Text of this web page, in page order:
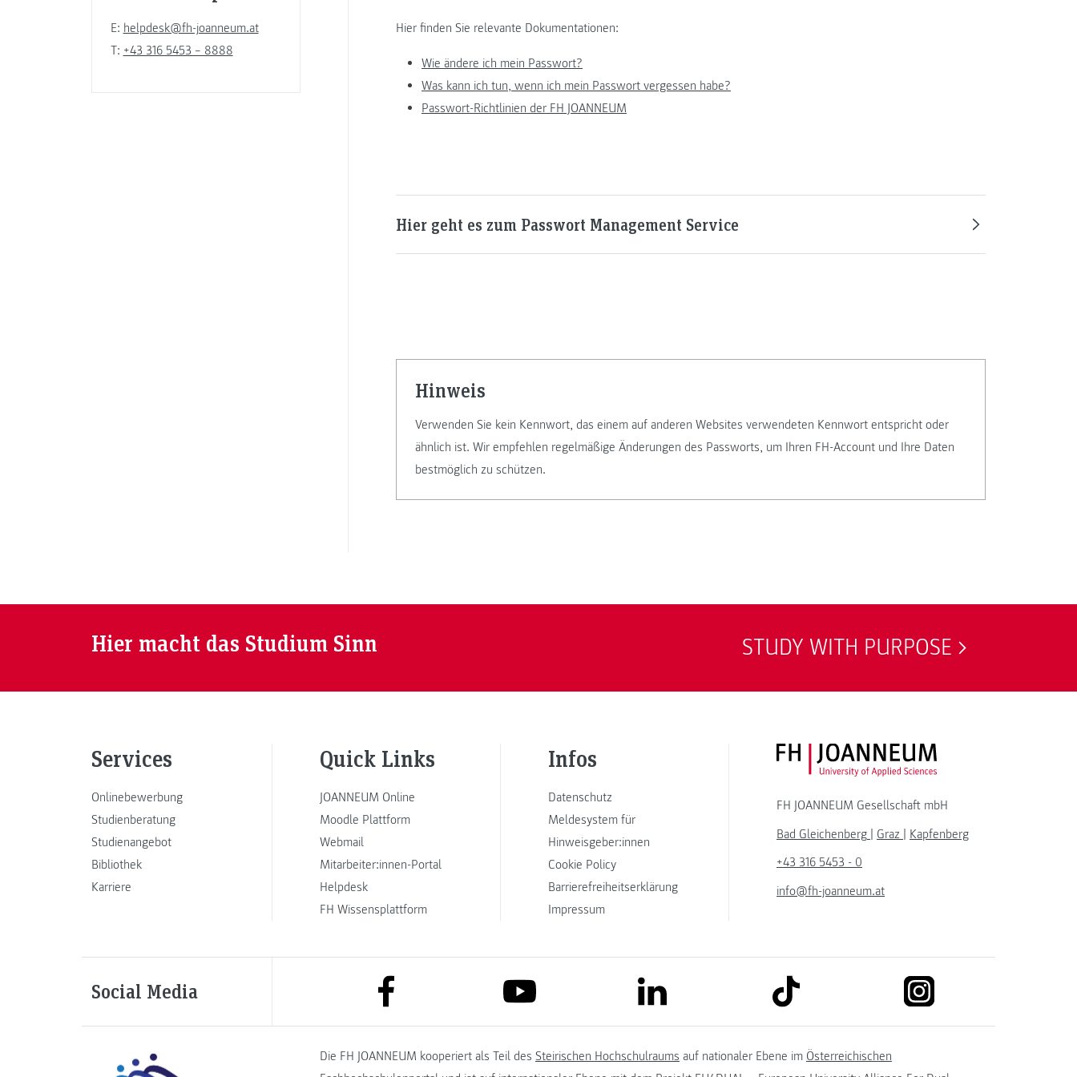
E: helpdesk@fh-joanneum.at
T: +43 316 5453 – 8888
Hier finden Sie relevante Dokumentationen:
Wie ändere ich mein Passwort?
Was kann ich tun, wenn ich mein Passwort vergessen habe?
Passwort-Richtlinien der FH JOANNEUM
Hier geht es zum Passwort Management Service
Hinweis
Verwenden Sie kein Kennwort, das einem auf anderen Websites verwendeten Kennwort entspricht oder
ähnlich ist. Wir empfehlen regelmäßige Änderungen des Passworts, um Ihren FH-Account und Ihre Daten
bestmöglich zu schützen.
Hier macht das Studium Sinn STUDY WITH PURPOSE
Services
Onlinebewerbung
Studienberatung
Studienangebot
Bibliothek
Karriere
Quick Links
JOANNEUM Online
Moodle Plattform
Webmail
Mitarbeiter:innen-Portal
Helpdesk
FH Wissensplattform
Infos
Datenschutz
Meldesystem für
Hinweisgeber:innen
Cookie Policy
Barrierefreiheitserklärung
Impressum
FH JOANNEUM Logo
FH JOANNEUM Gesellschaft mbH
Bad Gleichenberg | Graz | Kapfenberg
+43 316 5453 - 0
info@fh-joanneum.at
Social Media link to facebook link to youtube link to linkedin link to tiktok
Die FH JOANNEUM kooperiert als Teil des Steirischen Hochschulraums auf nationaler Ebene im Österreichischen